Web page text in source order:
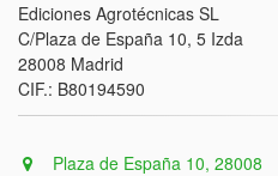
Ediciones Agrotécnicas SL
C/Plaza de España 10, 5 Izda
28008 Madrid
CIF.: B80194590
Plaza de España 10, 28008